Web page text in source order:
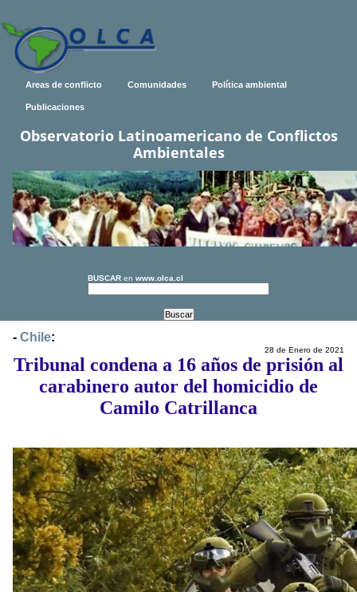
Areas de conflicto Comunidades Política ambiental
Publicaciones
Observatorio Latinoamericano de Conflictos
Ambientales
BUSCAR en www.olca.cl
- Chile:
28 de Enero de 2021
Tribunal condena a 16 años de prisión al
carabinero autor del homicidio de
Camilo Catrillanca